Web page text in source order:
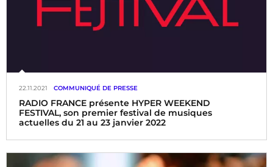
RADIO FRANCE présente HYPER WEEKEND
FESTIVAL, son premier festival de musiques
actuelles du 21 au 23 janvier 2022
22.11.2021 COMMUNIQUÉ DE PRESSE